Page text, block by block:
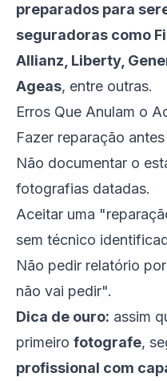
preparados para
seguradoras como
Allianz, Liberty,
Ageas, entre outras.
Erros Que Anulam o
Fazer reparação
Não documentar o
fotografias datadas.
Aceitar uma
sem técnico
Não pedir relatório
não vai pedir".
Dica de ouro: assim
primeiro fotografe,
profissional com